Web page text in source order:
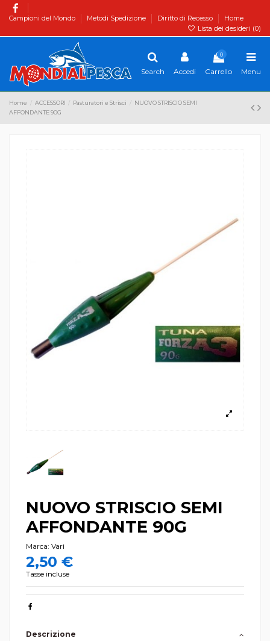
Campioni del Mondo Metodi Spedizione Diritto di Recesso
Home
Lista dei desideri (0)
Search Accedi
0
Carrello Menu
Home ACCESSORI Pasturatori e Strisci
NUOVO STRISCIO SEMI
AFFONDANTE 90G
NUOVO STRISCIO SEMI
AFFONDANTE 90G
Marca: Vari
2,50 €
Tasse incluse
Descrizione